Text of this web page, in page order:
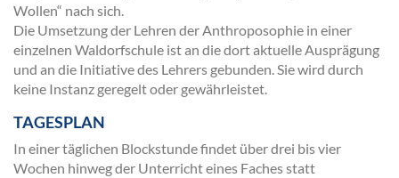
Wollen“ nach sich.
Die Umsetzung der Lehren der Anthroposophie in einer
einzelnen Waldorfschule ist an die dort aktuelle Ausprägung
und an die Initiative des Lehrers gebunden. Sie wird durch
keine Instanz geregelt oder gewährleistet.
TAGESPLAN
In einer täglichen Blockstunde findet über drei bis vier
Wochen hinweg der Unterricht eines Faches statt